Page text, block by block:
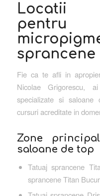
Locatii
sprancene
Fie ca te afli in
Nicolae Grigorescu,
specializate si
cursuri acreditate in
Zone
saloane de top
Tatuaj sprancene
sprancene Titan